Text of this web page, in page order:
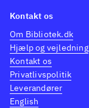
Kontakt os
Om Bibliotek.dk
Hjælp og vejledning
Kontakt os
Privatlivspolitik
Leverandører
English